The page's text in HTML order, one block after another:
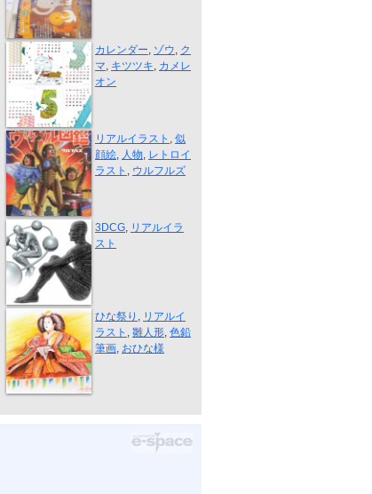
カレンダー 2...
カレンダー, ゾウ, ク
マ, キツツキ, カメレ
オン
ウルフルズ ...
リアルイラスト , 似
顔絵, 人物, レトロイ
ラスト , ウルフルズ
座る男性
3DCG, リアルイラ
スト
蜷人形・色鉛...
ひな祭り , リアルイ
ラスト , 雛人形, 色鉛
筆画, おひな様